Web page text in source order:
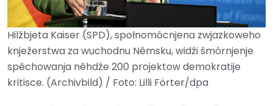
Hilžbjeta Kaiser (SPD), społnomócnjena zwjazkoweho
knježerstwa za wuchodnu Němsku, widźi šmórnjenje
spěchowanja něhdźe 200 projektow demokratije
kritisce. (Archivbild) / Foto: Lilli Förter/dpa